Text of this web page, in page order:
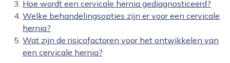
Hoe wordt een cervicale hernia gediagnosticeerd?
Welke behandelingsopties zijn er voor een cervicale
hernia?
Wat zijn de risicofactoren voor het ontwikkelen van
een cervicale hernia?